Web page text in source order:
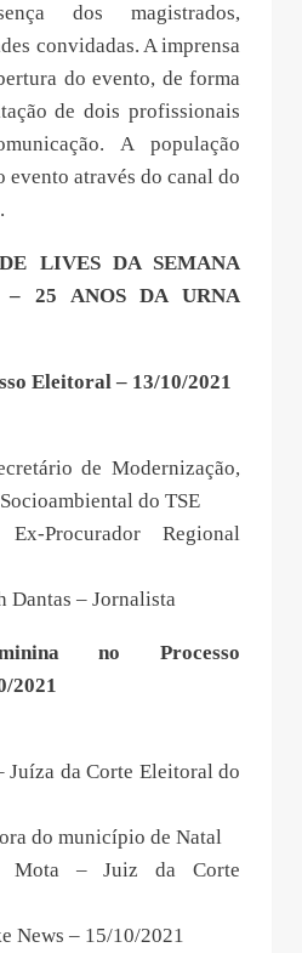
dos magistrados,
convidadas. A imprensa
do evento, de forma
de dois profissionais
A população
evento através do canal do
LIVES DA SEMANA
– 25 ANOS DA URNA
Eleitoral – 13/10/2021
de Modernização,
do TSE
Procurador Regional
Dantas – Jornalista
no Processo
2021
Juíza da Corte Eleitoral do
do município de Natal
Mota – Juiz da Corte
News – 15/10/2021